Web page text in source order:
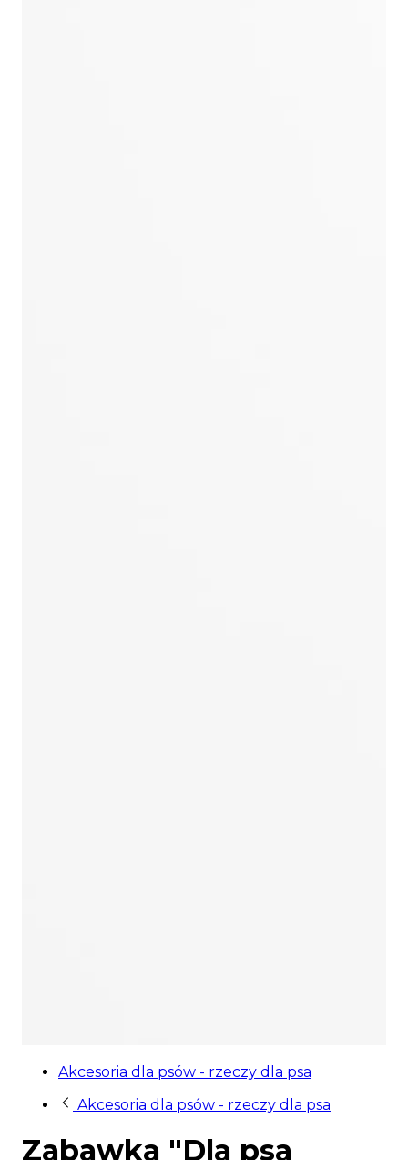
Akcesoria dla psów - rzeczy dla psa
Akcesoria dla psów - rzeczy dla psa
Zabawka "Dla psa